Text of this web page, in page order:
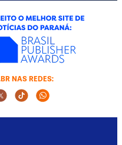
NAS REDES:
Media
Social Media
Social Media
Twitter Social Media
Tiktok Social Media
Whatsapp